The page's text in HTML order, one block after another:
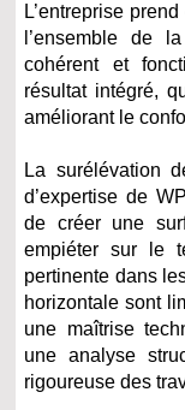
L’entreprise
l’ensemble de
cohérent et
résultat intégré,
améliorant le
La surélévation
d’expertise de
de créer une
empiéter sur le
pertinente dans
horizontale sont
une maîtrise
une analyse
rigoureuse des